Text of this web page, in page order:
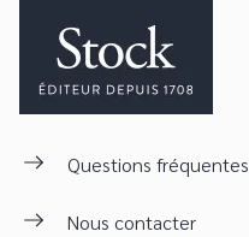
Questions fréquentes
Nous contacter